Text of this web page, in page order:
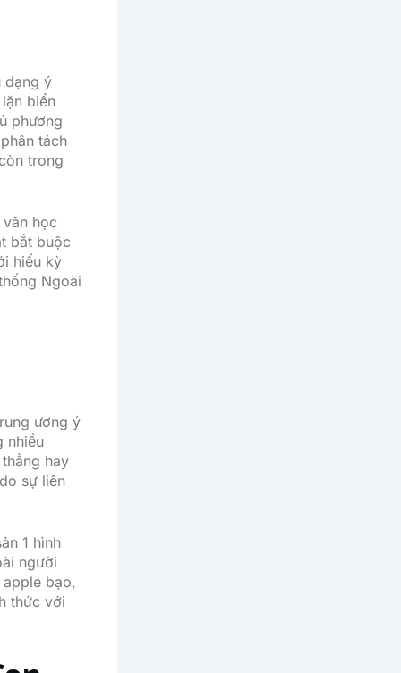
dạng ý
biển
phương
tách
trong
học
bắt buộc
hiếu kỳ
Ngoài
ương ý
nhiều
hay
sự liên
1 hình
người
bạo,
thức với